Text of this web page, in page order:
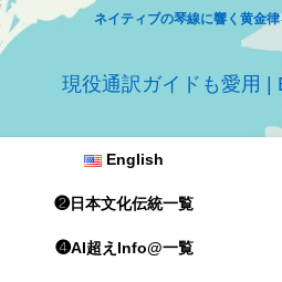
ネイティブの琴線に響く黄金
現役通訳ガイドも愛用 |
English
❷日本文化伝統一覧
❹AI超えInfo@一覧